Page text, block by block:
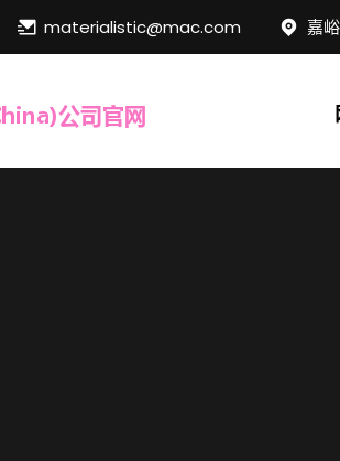
materialistic@mac.com 嘉